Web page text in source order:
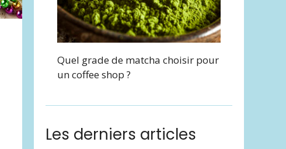
Quel grade de matcha choisir pour
un coffee shop ?
Les derniers articles